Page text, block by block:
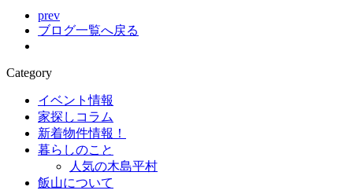
prev
ブログ一覧へ戻る
Category
イベント情報
家探しコラム
新着物件情報！
暮らしのこと
人気の木島平村
飯山について